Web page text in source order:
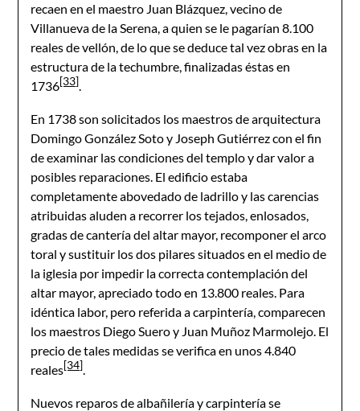
recaen en el maestro Juan Blázquez, vecino de
Villanueva de la Serena, a quien se le pagarían 8.100
reales de vellón, de lo que se deduce tal vez obras en la
estructura de la techumbre, finalizadas éstas en
1736[33].
En 1738 son solicitados los maestros de arquitectura
Domingo González Soto y Joseph Gutiérrez con el fin
de examinar las condiciones del templo y dar valor a
posibles reparaciones. El edificio estaba
completamente abovedado de ladrillo y las carencias
atribuidas aluden a recorrer los tejados, enlosados,
gradas de cantería del altar mayor, recomponer el arco
toral y sustituir los dos pilares situados en el medio de
la iglesia por impedir la correcta contemplación del
altar mayor, apreciado todo en 13.800 reales. Para
idéntica labor, pero referida a carpintería, comparecen
los maestros Diego Suero y Juan Muñoz Marmolejo. El
precio de tales medidas se verifica en unos 4.840
reales[34].
Nuevos reparos de albañilería y carpintería se